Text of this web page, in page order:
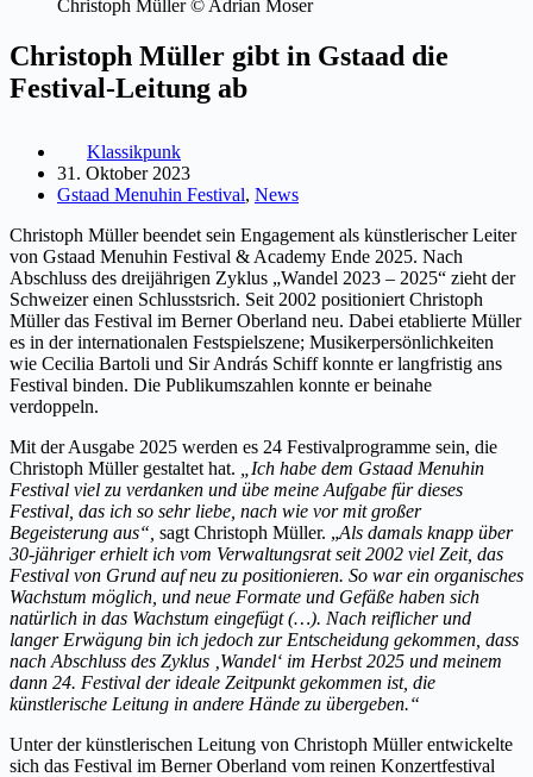
Christoph Müller © Adrian Moser
Christoph Müller gibt in Gstaad die
Festival-Leitung ab
Klassikpunk
31. Oktober 2023
Gstaad Menuhin Festival, News
Christoph Müller beendet sein Engagement als künstlerischer Leiter
von Gstaad Menuhin Festival & Academy Ende 2025. Nach
Abschluss des dreijährigen Zyklus „Wandel 2023 – 2025“ zieht der
Schweizer einen Schlusstsrich. Seit 2002 positioniert Christoph
Müller das Festival im Berner Oberland neu. Dabei etablierte Müller
es in der internationalen Festspielszene; Musikerpersönlichkeiten
wie Cecilia Bartoli und Sir András Schiff konnte er langfristig ans
Festival binden. Die Publikumszahlen konnte er beinahe
verdoppeln.
Mit der Ausgabe 2025 werden es 24 Festivalprogramme sein, die
Christoph Müller gestaltet hat.
„Ich habe dem Gstaad Menuhin
Festival viel zu verdanken und übe meine Aufgabe für dieses
Festival, das ich so sehr liebe, nach wie vor mit großer
Begeisterung aus“, sagt Christoph Müller. „Als damals knapp über
30-jähriger erhielt ich vom Verwaltungsrat seit 2002 viel Zeit, das
Festival von Grund auf neu zu positionieren. So war ein organisches
Wachstum möglich, und neue Formate und Gefäße haben sich
natürlich in das Wachstum eingefügt (…). Nach reiflicher und
langer Erwägung bin ich jedoch zur Entscheidung gekommen, dass
nach Abschluss des Zyklus ‚Wandel‘ im Herbst 2025 und meinem
dann 24. Festival der ideale Zeitpunkt gekommen ist, die
künstlerische Leitung in andere Hände zu übergeben.“
Unter der künstlerischen Leitung von Christoph Müller entwickelte
sich das Festival im Berner Oberland vom reinen Konzertfestival